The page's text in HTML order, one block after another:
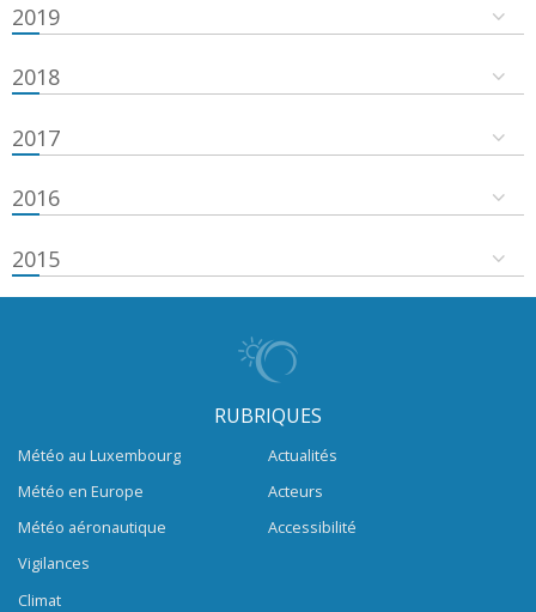
2019
2018
2017
2016
2015
RUBRIQUES
Météo au Luxembourg
Météo en Europe
Météo aéronautique
Vigilances
Climat
Actualités
Acteurs
Accessibilité